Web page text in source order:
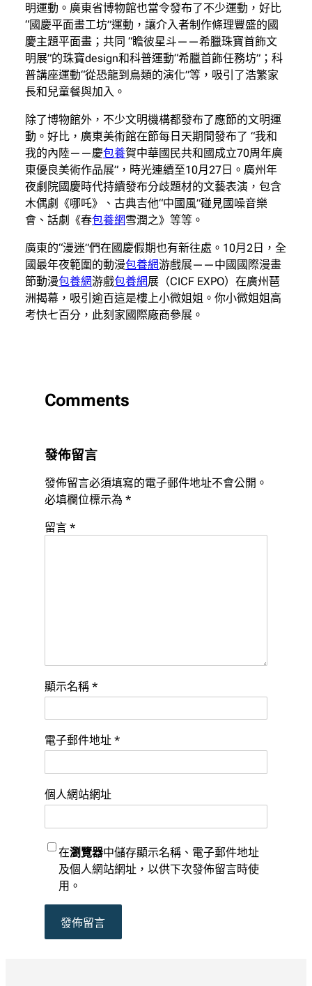
明運動。廣東省博物館也當令發布了不少運動，好比
“國慶平面畫工坊”運動，讓介入者制作條理豐盛的國
慶主題平面畫；共同 “瞻彼星斗——希臘珠寶首飾文
明展”的珠寶design和科普運動“希臘首飾任務坊”；科
普講座運動“從恐龍到鳥類的演化”等，吸引了浩繁家
長和兒童餐與加入。
除了博物館外，不少文明機構都發布了應節的文明運
動。好比，廣東美術館在節每日天期間發布了 “我和
我的內陸——慶包養賀中華國民共和國成立70周年廣
東優良美術作品展”，時光連續至10月27日。廣州年
夜劇院國慶時代持續發布分歧題材的文藝表演，包含
木偶劇《哪吒》、古典吉他“中國風”碰見國噪音樂
會、話劇《春包養網雪潤之》等等。
廣東的“漫迷”們在國慶假期也有新往處。10月2日，全
國最年夜範圍的動漫包養網游戲展——中國國際漫畫
節動漫包養網游戲包養網展（CICF EXPO）在廣州琶
洲揭幕，吸引逾百這是樓上小微姐姐。你小微姐姐高
考快七百分，此刻家國際廠商參展。
Comments
發佈留言
發佈留言必須填寫的電子郵件地址不會公開。
必填欄位標示為 *
留言 *
顯示名稱 *
電子郵件地址 *
個人網站網址
在瀏覽器中儲存顯示名稱、電子郵件地址
及個人網站網址，以供下次發佈留言時使
用。